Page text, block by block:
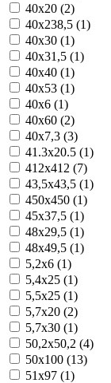
40x20 (2)
40x238,5 (1)
40x30 (1)
40x31,5 (1)
40x40 (1)
40x53 (1)
40x6 (1)
40x60 (2)
40x7,3 (3)
41.3x20.5 (1)
412x412 (7)
43,5x43,5 (1)
450x450 (1)
45x37,5 (1)
48x29,5 (1)
48x49,5 (1)
5,2x6 (1)
5,4x25 (1)
5,5x25 (1)
5,7x20 (2)
5,7x30 (1)
50,2x50,2 (4)
50x100 (13)
51x97 (1)